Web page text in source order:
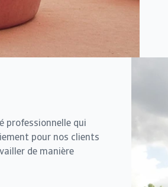
professionnelle qui
pour nos clients
de manière